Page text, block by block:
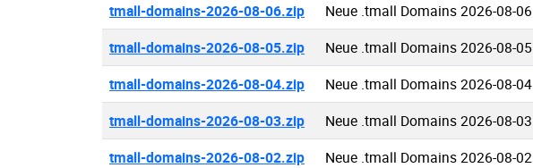
tmall-domains-2026-08-06.zip Neue .tmall Domains 2026-08-06
tmall-domains-2026-08-05.zip Neue .tmall Domains 2026-08-05
tmall-domains-2026-08-04.zip Neue .tmall Domains 2026-08-04
tmall-domains-2026-08-03.zip Neue .tmall Domains 2026-08-03
tmall-domains-2026-08-02.zip Neue .tmall Domains 2026-08-02